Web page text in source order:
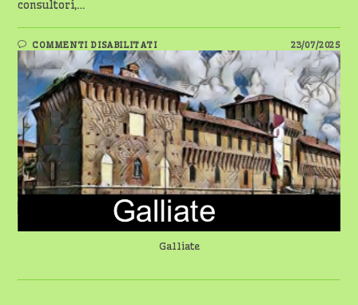
consultori,…
COMMENTI DISABILITATISU
GALLIATE:
SERVIZI
ASL
SPOSTATI
PER
I
LAVORI
DELLA
NUOVA
CASA
DI
COMUNITÀ
23/07/2025
Galliate